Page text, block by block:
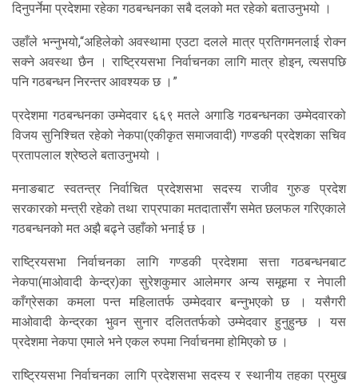
दिनुपर्नेमा प्रदेशमा रहेका गठबन्धनका सबै दलको मत रहेको बताउनुभयो ।
उहाँले भन्नुभयो,“अहिलेको अवस्थामा एउटा दलले मात्र प्रतिगमनलाई रोक्न
सक्ने अवस्था छैन । राष्ट्रियसभा निर्वाचनका लागि मात्र होइन, त्यसपछि
पनि गठबन्धन निरन्तर आवश्यक छ ।”
प्रदेशमा गठबन्धनका उम्मेदवार ६६९ मतले अगाडि गठबन्धनका उम्मेदवारको
विजय सुनिश्चित रहेको नेकपा(एकीकृत समाजवादी) गण्डकी प्रदेशका सचिव
प्रतापलाल श्रेष्ठले बताउनुभयो ।
मनाङबाट स्वतन्त्र निर्वाचित प्रदेशसभा सदस्य राजीव गुरुङ प्रदेश
सरकारको मन्त्री रहेको तथा राप्रपाका मतदातासँग समेत छलफल गरिएकाले
गठबन्धनको मत अझै बढ्ने उहाँको भनाई छ ।
राष्ट्रियसभा निर्वाचनका लागि गण्डकी प्रदेशमा सत्ता गठबन्धनबाट
नेकपा(माओवादी केन्द्र)का सुरेशकुमार आलेमगर अन्य समूहमा र नेपाली
काँग्रेसका कमला पन्त महिलातर्फ उम्मेदवार बन्नुभएको छ । यसैगरी
माओवादी केन्द्रका भुवन सुनार दलिततर्फको उम्मेदवार हुनुहुन्छ । यस
प्रदेशमा नेकपा एमाले भने एकल रुपमा निर्वाचनमा होमिएको छ ।
राष्ट्रियसभा निर्वाचनका लागि प्रदेशसभा सदस्य र स्थानीय तहका प्रमुख